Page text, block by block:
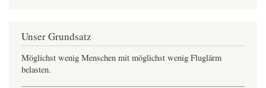
Unser Grundsatz
Möglichst wenig Menschen mit möglichst wenig Fluglärm
belasten.